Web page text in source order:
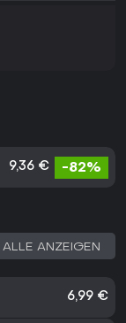
9,36 € -82%
ALLE ANZEIGEN
6,99 €